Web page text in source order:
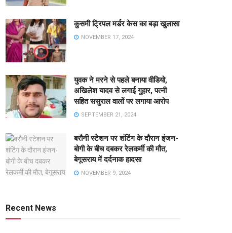
कुसमी ट्रिपल मर्डर केस का बड़ा खुलासा
NOVEMBER 17, 2024
युवक ने मरने से पहले बनाया वीडियो,
अखिलेश यादव से लगाई गुहार, पत्नी
सहित ससुराल वालों पर लगाया आरोप
SEPTEMBER 21, 2024
बरौनी स्टेशन पर शंटिंग के दौरान इंजन-
बोगी के बीच दबकर रेलकर्मी की मौत,
बेगूसराय में दर्दनाक हादसा
NOVEMBER 9, 2024
Recent News